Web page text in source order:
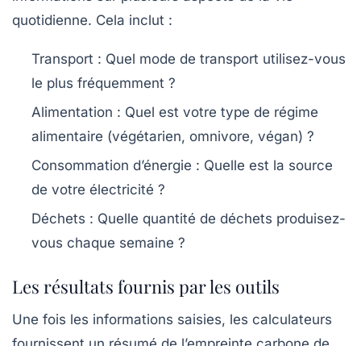
quotidienne. Cela inclut :
Transport : Quel mode de transport utilisez-vous
le plus fréquemment ?
Alimentation : Quel est votre type de régime
alimentaire (végétarien, omnivore, végan) ?
Consommation d’énergie : Quelle est la source
de votre électricité ?
Déchets : Quelle quantité de déchets produisez-
vous chaque semaine ?
Les résultats fournis par les outils
Une fois les informations saisies, les calculateurs